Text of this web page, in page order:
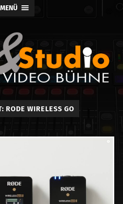
MENÜ
Event
und
Studio
RODE WIRELESS GO